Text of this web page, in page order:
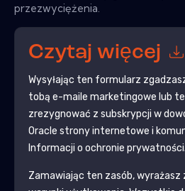
przezwyciężenia.
Czytaj więcej
Wysyłając ten formularz
tobą e-maile marketingowe lub
zrezygnować z subskrypcji w
Oracle strony internetowe i
Informacji o ochronie prywatności.
Zamawiając ten zasób, wyrażasz